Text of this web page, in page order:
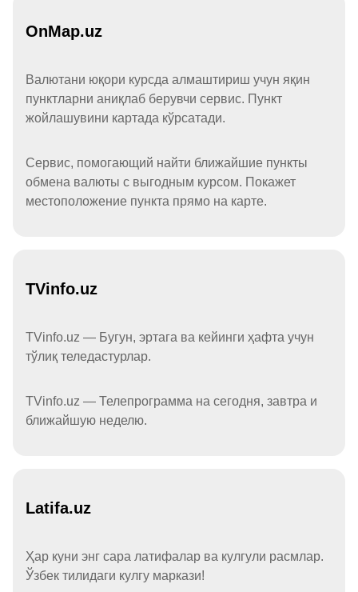
OnMap.uz
Валютани юқори курсда алмаштириш учун яқин
пунктларни аниқлаб берувчи сервис. Пункт
жойлашувини картада кўрсатади.
Сервис, помогающий найти ближайшие пункты
обмена валюты с выгодным курсом. Покажет
местоположение пункта прямо на карте.
TVinfo.uz
TVinfo.uz — Бугун, эртага ва кейинги ҳафта учун
тўлиқ теледастурлар.
TVinfo.uz — Телепрограмма на сегодня, завтра и
ближайшую неделю.
Latifa.uz
Ҳар куни энг сара латифалар ва кулгули расмлар.
Ўзбек тилидаги кулгу маркази!